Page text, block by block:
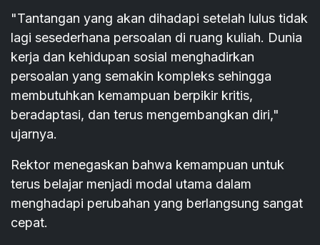
"Tantangan yang akan dihadapi setelah lulus tidak
lagi sesederhana persoalan di ruang kuliah. Dunia
kerja dan kehidupan sosial menghadirkan
persoalan yang semakin kompleks sehingga
membutuhkan kemampuan berpikir kritis,
beradaptasi, dan terus mengembangkan diri,"
ujarnya.
Rektor menegaskan bahwa kemampuan untuk
terus belajar menjadi modal utama dalam
menghadapi perubahan yang berlangsung sangat
cepat.